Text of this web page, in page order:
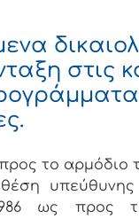
στις
το αρμόδιο
θέση
1986 ως προς